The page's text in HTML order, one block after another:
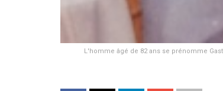
L'homme âgé de 82 ans se prénomme